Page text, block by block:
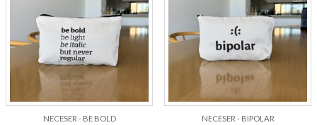
NECESER - BE BOLD NECESER - BIPOLAR